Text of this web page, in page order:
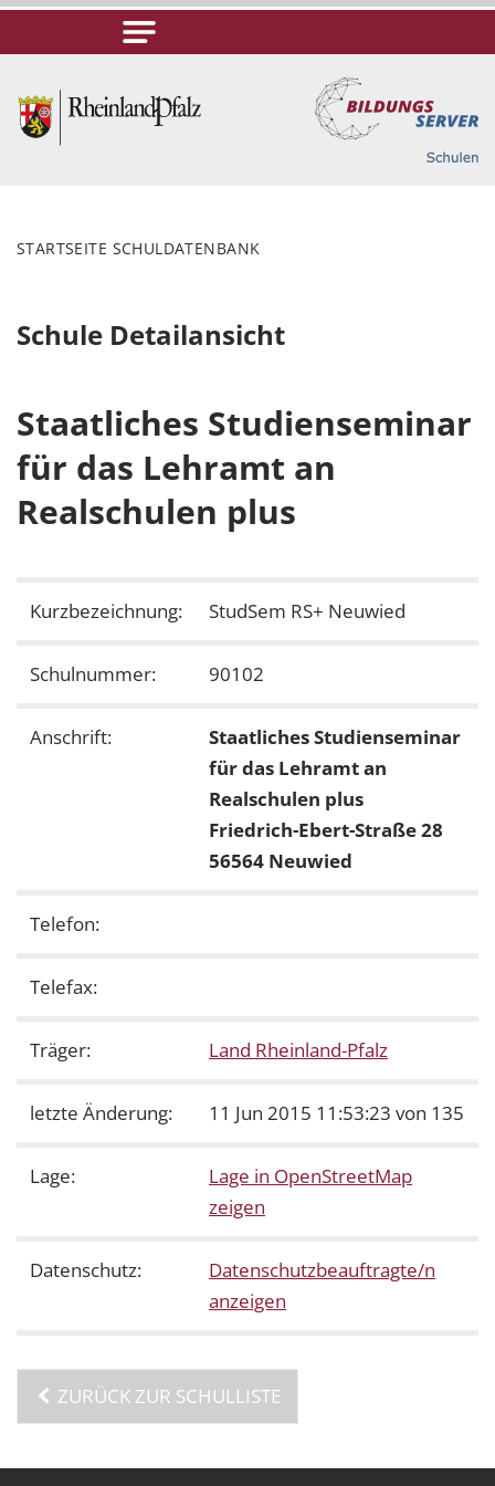
STARTSEITE SCHULDATENBANK
Schule Detailansicht
Staatliches Studienseminar
für das Lehramt an
Realschulen plus
Kurzbezeichnung: StudSem RS+ Neuwied
Schulnummer: 90102
Anschrift:
Staatliches Studienseminar
für das Lehramt an
Realschulen plus
Friedrich-Ebert-Straße 28
56564 Neuwied
Telefon:
Telefax:
Träger: Land Rheinland-Pfalz
letzte Änderung: 11 Jun 2015 11:53:23 von 135
Lage:
Lage in OpenStreetMap
zeigen
Datenschutz:
Datenschutzbeauftragte/n
anzeigen
ZURÜCK ZUR SCHULLISTE